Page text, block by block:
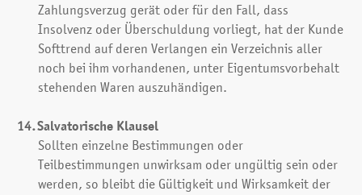
Zahlungsverzug gerät oder für den Fall, dass
Insolvenz oder Überschuldung vorliegt, hat der Kunde
Softtrend auf deren Verlangen ein Verzeichnis aller
noch bei ihm vorhandenen, unter Eigentumsvorbehalt
stehenden Waren auszuhändigen.
Salvatorische Klausel
Sollten einzelne Bestimmungen oder
Teilbestimmungen unwirksam oder ungültig sein oder
werden, so bleibt die Gültigkeit und Wirksamkeit der